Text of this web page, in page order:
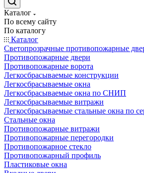
Каталог
По всему сайту
По каталогу
Каталог
Светопрозрачные противопожарные
Противопожарные двери
Противопожарные ворота
Легкосбрасываемые конструкции
Легкосбрасываемые окна
Легкосбрасываемые окна по СНИП
Легкосбрасываемые витражи
Легкосбрасываемые стальные окна по
Стальные окна
Противопожарные витражи
Противопожарные перегородки
Противопожарное стекло
Противопожарный профиль
Пластиковые окна